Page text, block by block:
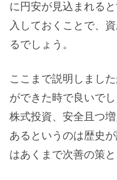
に円安が見込まれる
入しておくことで、
るでしょう。
ここまで説明しまし
ができた時で良いで
株式投資、安全且つ
あるというのは歴史
はあくまで次善の策